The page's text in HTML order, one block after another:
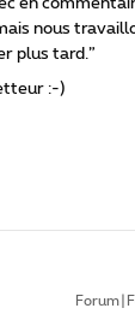
en
nous
plus tard.”
:-)